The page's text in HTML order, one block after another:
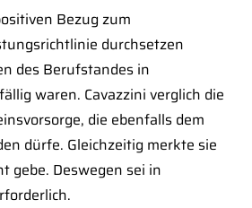
Bezug zum
durchsetzen
des Berufstandes in
waren. Cavazzini verglich die
die ebenfalls dem
dürfe. Gleichzeitig merkte sie
gebe. Deswegen sei in